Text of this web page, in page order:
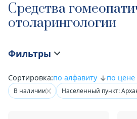
Средства
отоларингологии
Фильтры
Сортировка:по алфавиту по цене
В наличии Населенный пункт: